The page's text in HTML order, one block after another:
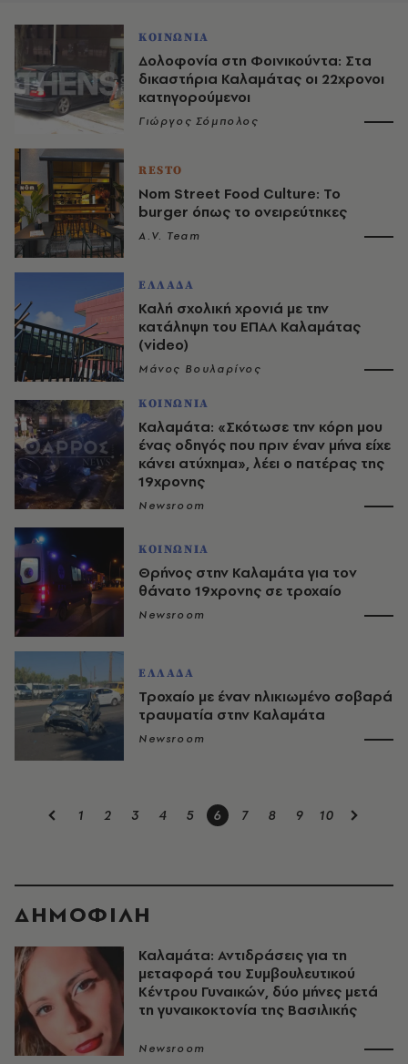
ΚΟΙΝΩΝΙΑ
Δολοφονία στη Φοινικούντα: Στα
δικαστήρια Καλαμάτας οι 22χρονοι
κατηγορούμενοι
Γιώργος Σόμπολος
RESTO
Nom Street Food Culture: Το
burger όπως το ονειρεύτηκες
A.V. Team
ΕΛΛΑΔΑ
Καλή σχολική χρονιά με την
κατάληψη του ΕΠΑΛ Καλαμάτας
(video)
Μάνος Βουλαρίνος
ΚΟΙΝΩΝΙΑ
Καλαμάτα: «Σκότωσε την κόρη μου
ένας οδηγός που πριν έναν μήνα είχε
κάνει ατύχημα», λέει ο πατέρας της
19χρονης
Newsroom
ΚΟΙΝΩΝΙΑ
Θρήνος στην Καλαμάτα για τον
θάνατο 19χρονης σε τροχαίο
Newsroom
ΕΛΛΑΔΑ
Τροχαίο με έναν ηλικιωμένο σοβαρά
τραυματία στην Καλαμάτα
Newsroom
1 2 3 4 5 6 7 8 9 10
ΔΗΜΟΦΙΛΗ
Καλαμάτα: Αντιδράσεις για τη
μεταφορά του Συμβουλευτικού
Κέντρου Γυναικών, δύο μήνες μετά
τη γυναικοκτονία της Βασιλικής
Newsroom